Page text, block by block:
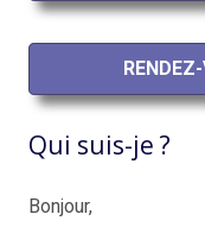
Qui suis-je ?
Bonjour,